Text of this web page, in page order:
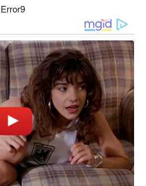
Error9